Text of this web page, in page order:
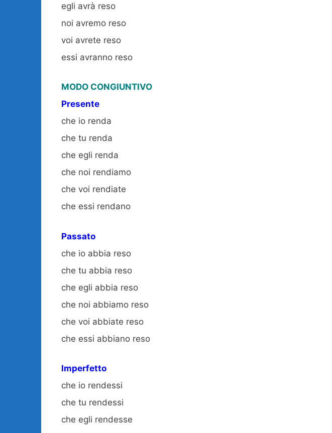
egli avrà reso
noi avremo reso
voi avrete reso
essi avranno reso
MODO CONGIUNTIVO
Presente
che io renda
che tu renda
che egli renda
che noi rendiamo
che voi rendiate
che essi rendano
Passato
che io abbia reso
che tu abbia reso
che egli abbia reso
che noi abbiamo reso
che voi abbiate reso
che essi abbiano reso
Imperfetto
che io rendessi
che tu rendessi
che egli rendesse